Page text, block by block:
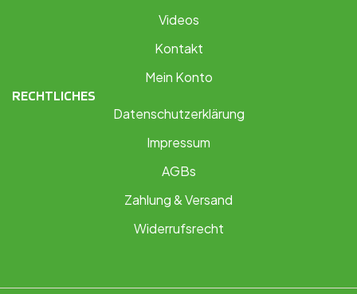
Videos
Kontakt
Mein Konto
RECHTLICHES
Datenschutzerklärung
Impressum
AGBs
Zahlung & Versand
Widerrufsrecht